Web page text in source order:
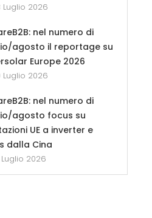
Luglio 2026
nel numero di
agosto il reportage su
Europe 2026
Luglio 2026
nel numero di
agosto focus su
UE a inverter e
dalla Cina
2026